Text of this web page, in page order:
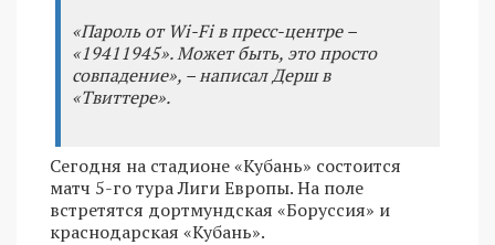
«Пароль от Wi-Fi в пресс-центре –
«19411945». Может быть, это просто
совпадение», – написал Дерш в
«Твиттере».
Сегодня на стадионе «Кубань» состоится
матч 5-го тура Лиги Европы. На поле
встретятся дортмундская «Боруссия» и
краснодарская «Кубань».